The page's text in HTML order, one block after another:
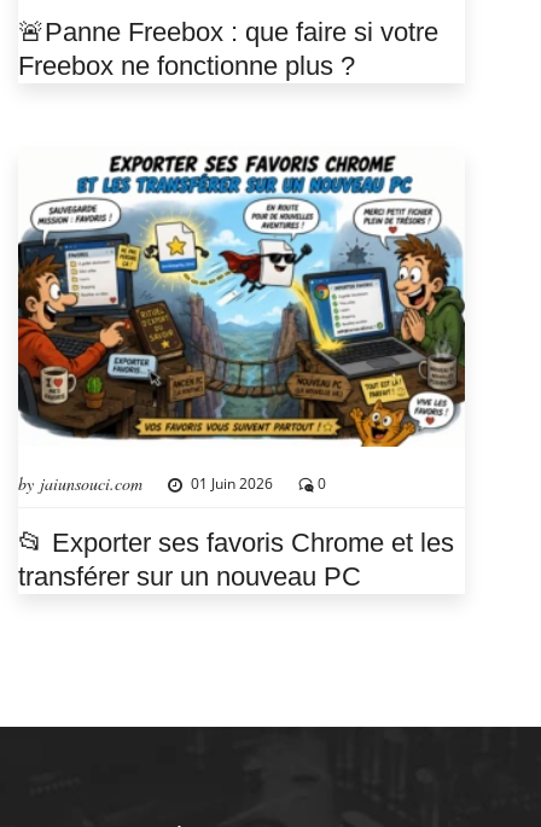
🚨Panne Freebox : que faire si votre
Freebox ne fonctionne plus ?
by jaiunsouci.com 01 Juin 2026 0
📂 Exporter ses favoris Chrome et les
transférer sur un nouveau PC